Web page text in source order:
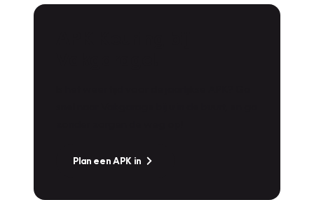
Plan een APK in